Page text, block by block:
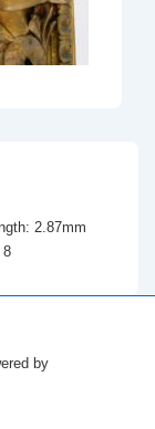
2.87mm
8
by